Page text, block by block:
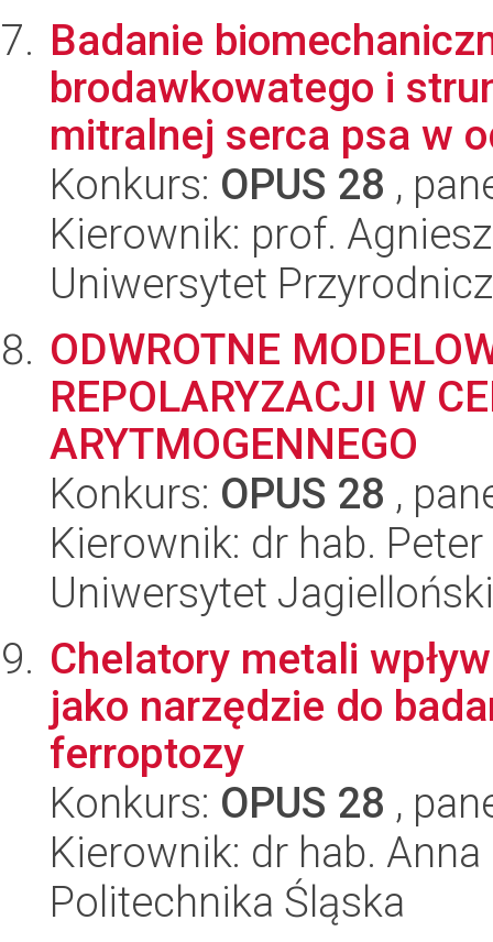
Badanie
brodawkowatego i
mitralnej serca psa w
Konkurs: OPUS 28 ,
Kierownik: prof.
Uniwersytet
ODWROTNE
REPOLARYZACJI W
ARYTMOGENNEGO
Konkurs: OPUS 28 ,
Kierownik: dr hab.
Uniwersytet Jagielloński
Chelatory metali
jako narzędzie do
ferroptozy
Konkurs: OPUS 28 ,
Kierownik: dr hab.
Politechnika Śląska